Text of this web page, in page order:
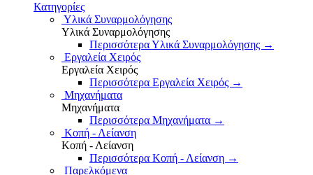
Κατηγορίες
Υλικά Συναρμολόγησης
Υλικά Συναρμολόγησης
Περισσότερα Υλικά Συναρμολόγησης →
Εργαλεία Χειρός
Εργαλεία Χειρός
Περισσότερα Εργαλεία Χειρός →
Μηχανήματα
Μηχανήματα
Περισσότερα Μηχανήματα →
Κοπή - Λείανση
Κοπή - Λείανση
Περισσότερα Κοπή - Λείανση →
Παρελκόμενα